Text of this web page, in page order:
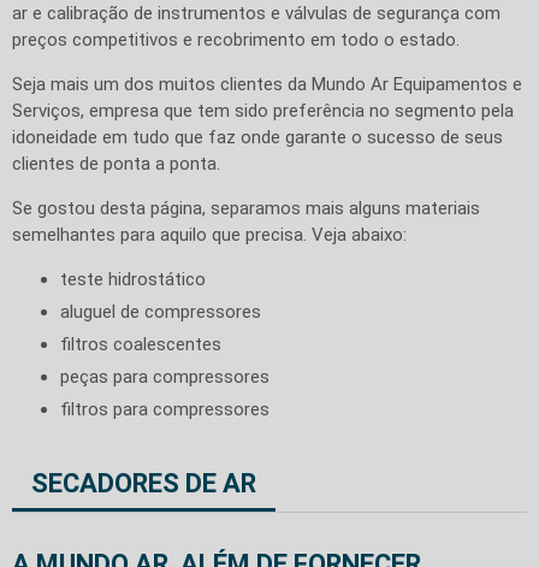
ar e calibração de instrumentos e válvulas de segurança com
preços competitivos e recobrimento em todo o estado.
Seja mais um dos muitos clientes da Mundo Ar Equipamentos e
Serviços, empresa que tem sido preferência no segmento pela
idoneidade em tudo que faz onde garante o sucesso de seus
clientes de ponta a ponta.
Se gostou desta página, separamos mais alguns materiais
semelhantes para aquilo que precisa. Veja abaixo:
teste hidrostático
aluguel de compressores
filtros coalescentes
peças para compressores
filtros para compressores
SECADORES DE AR